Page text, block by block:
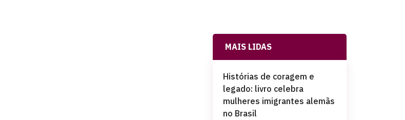
MAIS LIDAS
Histórias de coragem e
legado: livro celebra
mulheres imigrantes alemãs
no Brasil